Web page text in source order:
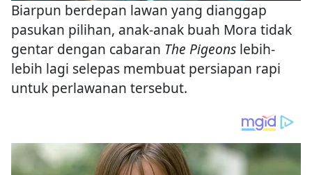
Biarpun berdepan lawan yang dianggap
pasukan pilihan, anak-anak buah Mora tidak
gentar dengan cabaran The Pigeons lebih-
lebih lagi selepas membuat persiapan rapi
untuk perlawanan tersebut.